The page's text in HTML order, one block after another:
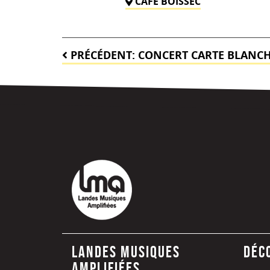
Navigation
de
l’article
PRÉCÉDENT: CONCERT CARTE
Landes Musiques